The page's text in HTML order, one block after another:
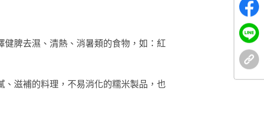
脾去濕、清熱、消暑類的食物，如：紅
滋補的料理，不易消化的糯米製品，也